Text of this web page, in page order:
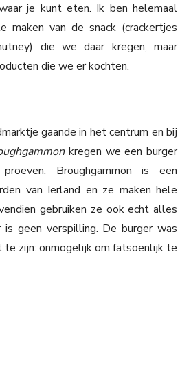
je kunt eten. Ik ben helemaal
van de snack (crackertjes
die we daar kregen, maar
die we er kochten.
gaande in het centrum en bij
kregen we een burger
Broughgammon is een
van Ierland en ze maken hele
gebruiken ze ook echt alles
geen verspilling. De burger was
te zijn: onmogelijk om fatsoenlijk te